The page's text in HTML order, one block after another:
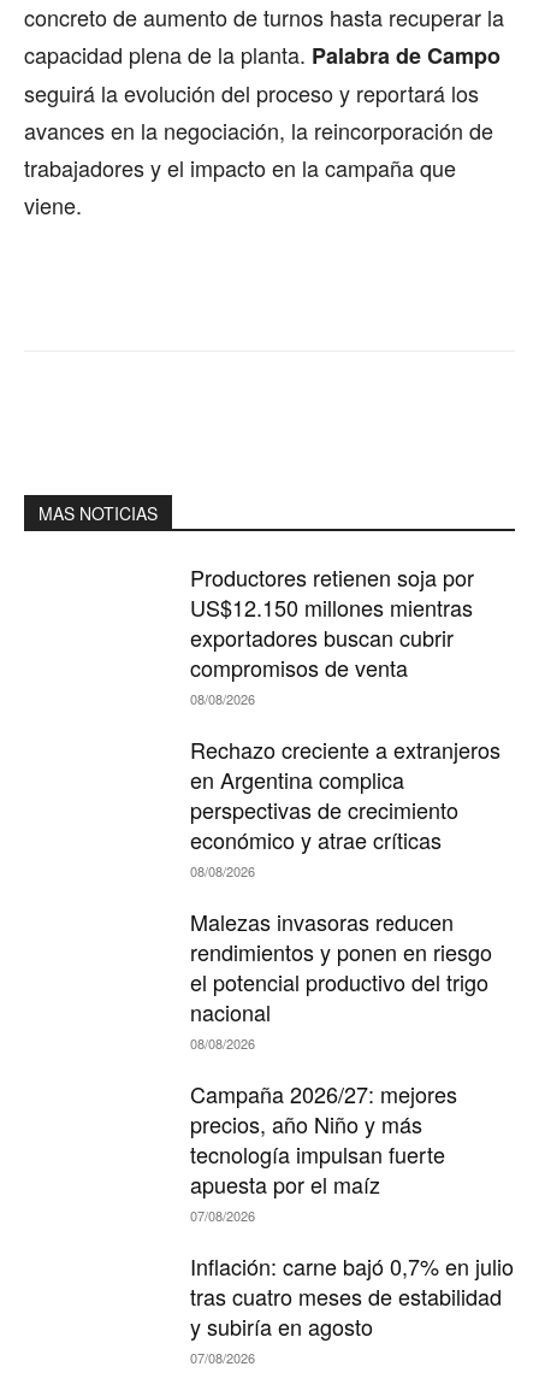
concreto de aumento de turnos hasta recuperar la
capacidad plena de la planta. Palabra de Campo
seguirá la evolución del proceso y reportará los
avances en la negociación, la reincorporación de
trabajadores y el impacto en la campaña que
viene.
MAS NOTICIAS
Productores retienen soja por
US$12.150 millones mientras
exportadores buscan cubrir
compromisos de venta
08/08/2026
Rechazo creciente a extranjeros
en Argentina complica
perspectivas de crecimiento
económico y atrae críticas
08/08/2026
Malezas invasoras reducen
rendimientos y ponen en riesgo
el potencial productivo del trigo
nacional
08/08/2026
Campaña 2026/27: mejores
precios, año Niño y más
tecnología impulsan fuerte
apuesta por el maíz
07/08/2026
Inflación: carne bajó 0,7% en julio
tras cuatro meses de estabilidad
y subiría en agosto
07/08/2026